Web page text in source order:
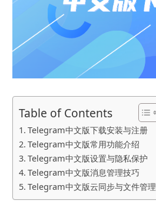
Table of Contents
Telegram中文版下载安装与注册
Telegram中文版常用功能介绍
Telegram中文版设置与隐私保护
Telegram中文版消息管理技巧
Telegram中文版云同步与文件管理